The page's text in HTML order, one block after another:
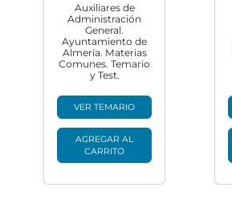
Auxiliares de
Administración
General.
Ayuntamiento de
Almería. Materias
Comunes. Temario
y Test.
VER TEMARIO
AGREGAR AL
CARRITO